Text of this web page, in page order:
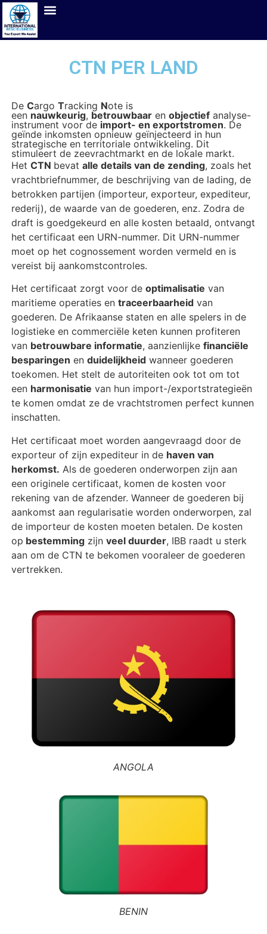
CTN PER LAND
De Cargo Tracking Note is
een nauwkeurig, betrouwbaaren objectiefanalyse-
instrument voor de import- en exportstromen. De
geïnde inkomsten opnieuw geïnjecteerd in hun
strategische en territoriale ontwikkeling. Dit
stimuleert de zeevrachtmarkt en de lokale markt.
Het CTN bevat alle details van de zending, zoals het
vrachtbriefnummer, de beschrijving van de lading, de
betrokken partijen (importeur, exporteur, expediteur,
rederij), de waarde van de goederen, enz. Zodra de
draft is goedgekeurd en alle kosten betaald, ontvangt
het certificaat een URN-nummer. Dit URN-nummer
moet op het cognossement worden vermeld en is
vereist bij aankomstcontroles.
Het certificaat zorgt voor de optimalisatie van
maritieme operaties en traceerbaarheidvan
goederen. De Afrikaanse staten en alle spelers in de
logistieke en commerciële keten kunnen profiteren
van betrouwbare informatie, aanzienlijke financiële
besparingen en duidelijkheidwanneer goederen
toekomen. Het stelt de autoriteiten ook tot om tot
een harmonisatie van hun import-/exportstrategieën
te komen omdat ze de vrachtstromen perfect kunnen
inschatten.
Het certificaat moet worden aangevraagd door de
exporteur of zijn expediteur in de haven van
herkomst. Als de goederen onderworpen zijn aan
een originele certificaat, komen de kosten voor
rekening van de afzender. Wanneer de goederen bij
aankomst aan regularisatie worden onderworpen, zal
de importeur de kosten moeten betalen. De kosten
op bestemmingzijn veel duurder, IBB raadt u sterk
aan om de CTN te bekomen vooraleer de goederen
vertrekken.
ANGOLA
BENIN